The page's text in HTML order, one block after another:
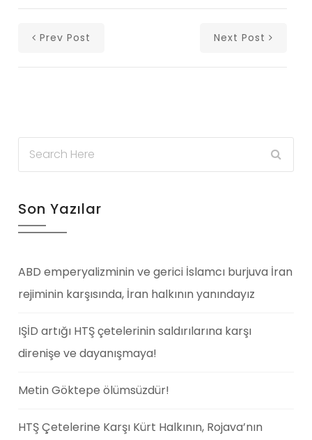
Prev Post Next Post
Son Yazılar
ABD emperyalizminin ve gerici İslamcı burjuva İran
rejiminin karşısında, İran halkının yanındayız
IŞİD artığı HTŞ çetelerinin saldırılarına karşı
direnişe ve dayanışmaya!
Metin Göktepe ölümsüzdür!
HTŞ Çetelerine Karşı Kürt Halkının, Rojava’nın